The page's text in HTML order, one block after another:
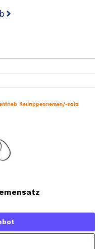
Keilrippenriemen/-satz